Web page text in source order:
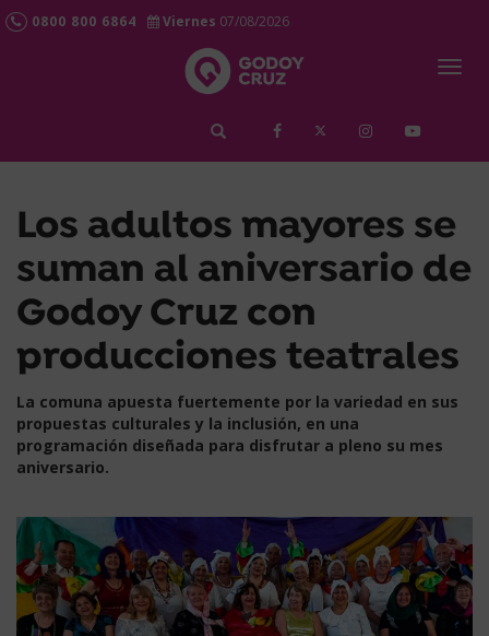
0800 800 6864 Viernes 07/08/2026
Los adultos mayores se
suman al aniversario de
Godoy Cruz con
producciones teatrales
La comuna apuesta fuertemente por la variedad en sus
propuestas culturales y la inclusión, en una
programación diseñada para disfrutar a pleno su mes
aniversario.